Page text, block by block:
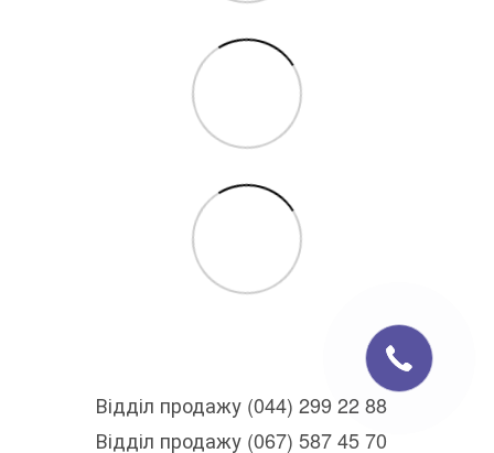
Відділ продажу (044) 299 22 88
Відділ продажу (067) 587 45 70